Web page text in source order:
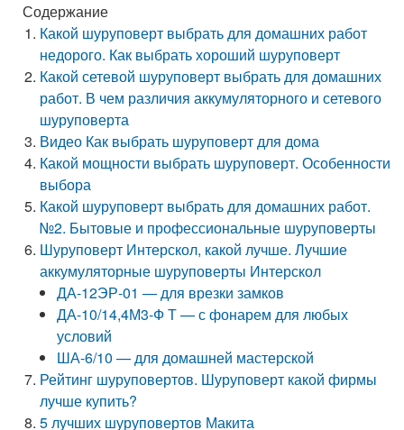
Содержание
Какой шуруповерт выбрать для домашних работ
недорого. Как выбрать хороший шуруповерт
Какой сетевой шуруповерт выбрать для домашних
работ. В чем различия аккумуляторного и сетевого
шуруповерта
Видео Как выбрать шуруповерт для дома
Какой мощности выбрать шуруповерт. Особенности
выбора
Какой шуруповерт выбрать для домашних работ.
№2. Бытовые и профессиональные шуруповерты
Шуруповерт Интерскол, какой лучше. Лучшие
аккумуляторные шуруповерты Интерскол
ДА-12ЭР-01 — для врезки замков
ДА-10/14,4М3-Ф Т — с фонарем для любых
условий
ША-6/10 — для домашней мастерской
Рейтинг шуруповертов. Шуруповерт какой фирмы
лучше купить?
5 лучших шуруповертов Макита